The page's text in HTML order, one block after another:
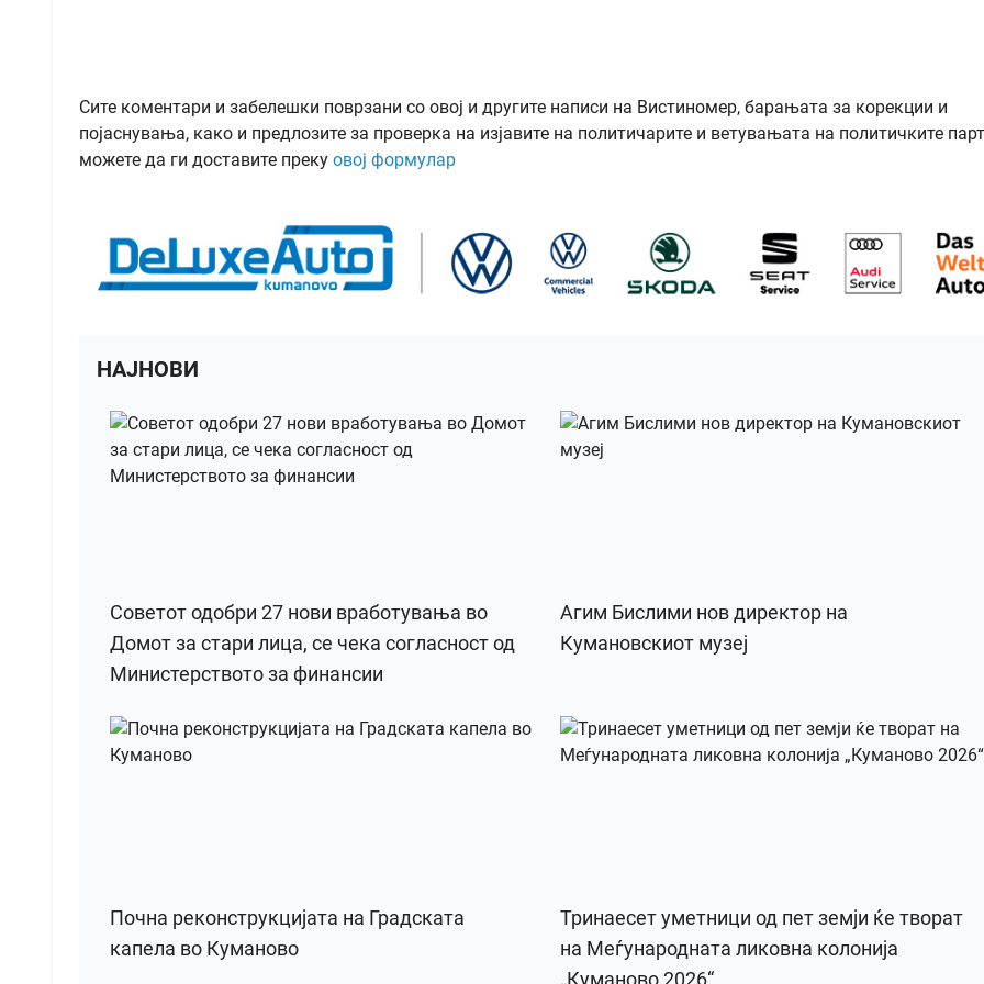
Сите коментари и забелешки поврзани со овој и другите написи на Вистиномер, барањата за корекции и
појаснувања, како и предлозите за проверка на изјавите на политичарите и ветувањата на политичките
можете да ги доставите преку овој формулар
НАЈНОВИ
Советот одобри 27 нови вработувања во
Домот за стари лица, се чека согласност од
Министерството за финансии
Агим Бислими нов директор на
Кумановскиот музеј
Почна реконструкцијата на Градската
капела во Куманово
Тринаесет уметници од пет земји ќе творат
на Меѓународната ликовна колонија
„Куманово 2026“